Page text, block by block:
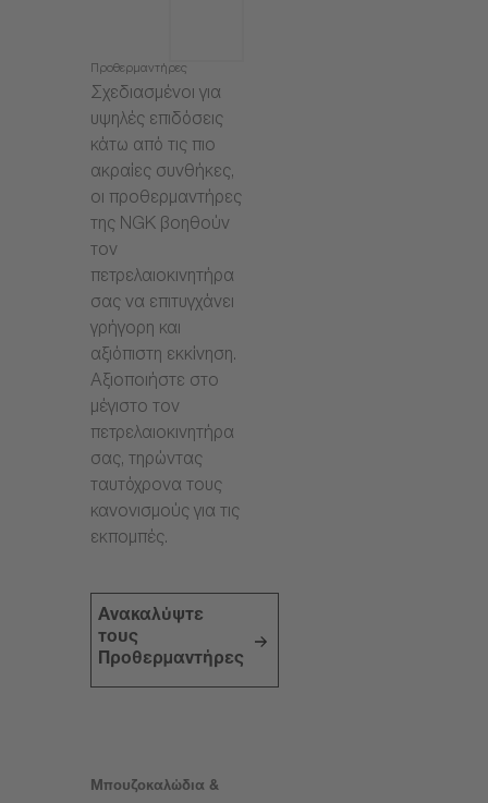
Προθερμαντήρες
Σχεδιασμένοι για
υψηλές επιδόσεις
κάτω από τις πιο
ακραίες συνθήκες,
οι προθερμαντήρες
της NGK βοηθούν
τον
πετρελαιοκινητήρα
σας να επιτυγχάνει
γρήγορη και
αξιόπιστη εκκίνηση.
Αξιοποιήστε στο
μέγιστο τον
πετρελαιοκινητήρα
σας, τηρώντας
ταυτόχρονα τους
κανονισμούς για τις
εκπομπές.
Ανακαλύψτε
τους
Προθερμαντήρες
Μπουζοκαλώδια &